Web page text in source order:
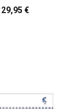
29,95 €